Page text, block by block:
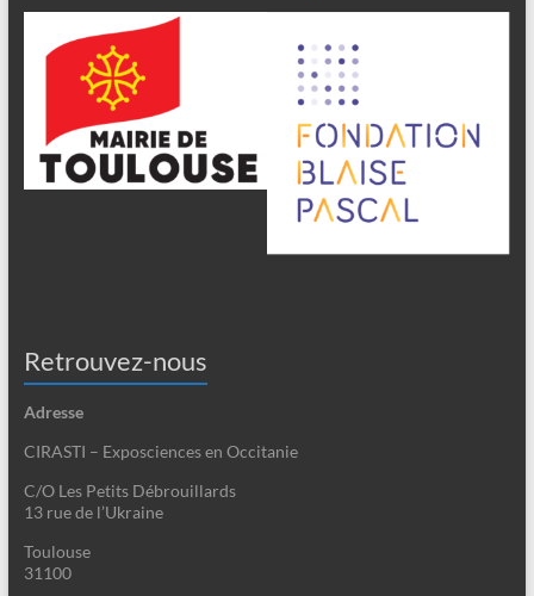
Retrouvez-nous
Adresse
CIRASTI – Exposciences en Occitanie
C/O Les Petits Débrouillards
13 rue de l’Ukraine
Toulouse
31100